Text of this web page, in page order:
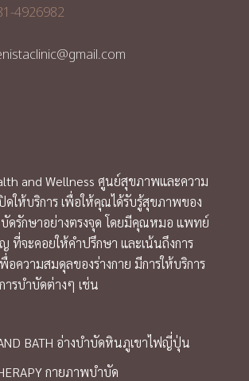
4926982
and Wellness ศูนย์สุขภาพและความ
ดให้บริการ เพื่อให้คุณได้รับรู้สุขภาพของ
บัดรักษาอย่างตรงจุด โดยมีคุณหมอ แพทย์
ที่จะคอยให้คำปรึกษา และเน้นถึงการ
อความสมดุลของร่างกาย มีการให้บริการ
ารบำบัดต่างๆ เช่น
BATH อ่างบำบัดหินภูเขาไฟญี่ปุ่น
กายภาพบำบัด